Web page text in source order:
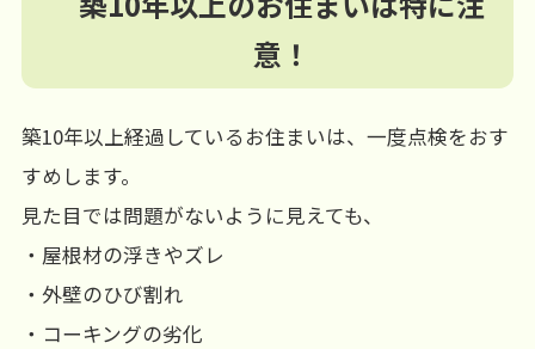
意！
築10年以上経過しているお住まいは、一度点検をおす
すめします。
見た目では問題がないように見えても、
・屋根材の浮きやズレ
・外壁のひび割れ
・コーキングの劣化